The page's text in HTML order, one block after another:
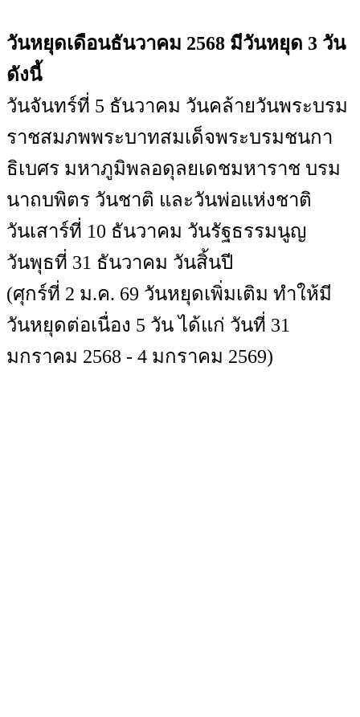
วันหยุดเดือนธันวาคม 2568 มีวันหยุด 3 วัน
ดังนี้
วันจันทร์ที่ 5 ธันวาคม วันคล้ายวันพระบรม
ราชสมภพพระบาทสมเด็จพระบรมชนกา
ธิเบศร มหาภูมิพลอดุลยเดชมหาราช บรม
นาถบพิตร วันชาติ และวันพ่อแห่งชาติ
วันเสาร์ที่ 10 ธันวาคม วันรัฐธรรมนูญ
วันพุธที่ 31 ธันวาคม วันสิ้นปี
(ศุกร์ที่ 2 ม.ค. 69 วันหยุดเพิ่มเติม ทำให้มี
วันหยุดต่อเนื่อง 5 วัน ได้แก่ วันที่ 31
มกราคม 2568 - 4 มกราคม 2569)